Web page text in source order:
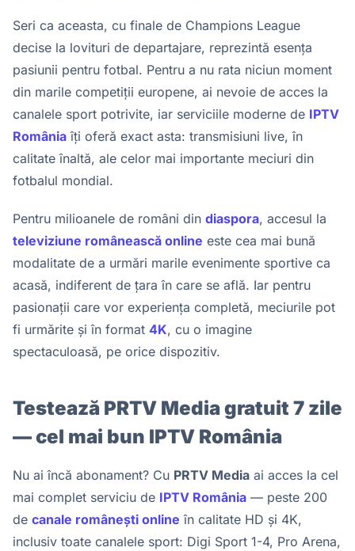
Seri ca aceasta, cu finale de Champions League
decise la lovituri de departajare, reprezintă esența
pasiunii pentru fotbal. Pentru a nu rata niciun moment
din marile competiții europene, ai nevoie de acces la
canalele sport potrivite, iar serviciile moderne de IPTV
România îți oferă exact asta: transmisiuni live, în
calitate înaltă, ale celor mai importante meciuri din
fotbalul mondial.
Pentru milioanele de români din diaspora, accesul la
televiziune românească online este cea mai bună
modalitate de a urmări marile evenimente sportive ca
acasă, indiferent de țara în care se află. Iar pentru
pasionații care vor experiența completă, meciurile pot
fi urmărite și în format 4K, cu o imagine
spectaculoasă, pe orice dispozitiv.
Testează PRTV Media gratuit 7 zile
— cel mai bun IPTV România
Nu ai încă abonament? Cu PRTV Media ai acces la cel
mai complet serviciu de IPTV România — peste 200
de canale românești online în calitate HD și 4K,
inclusiv toate canalele sport: Digi Sport 1-4, Pro Arena,